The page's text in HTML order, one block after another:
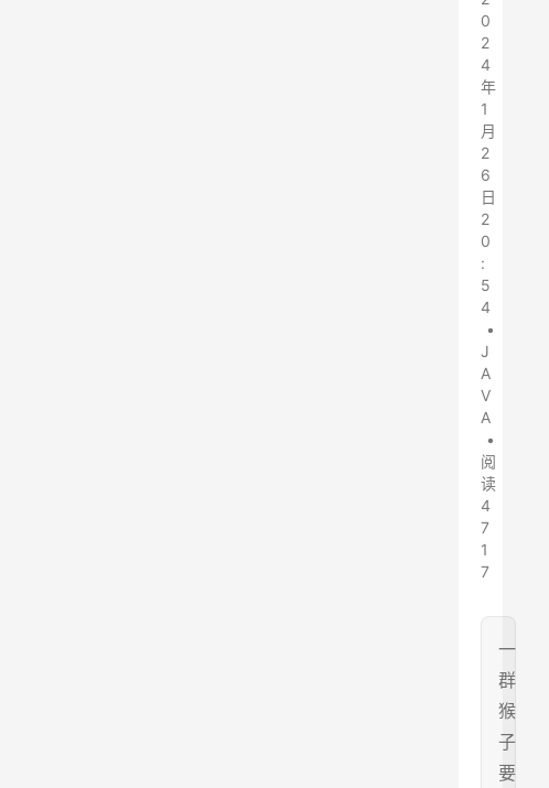
0
2
4
年
1
月
2
6
日
2
0
:
5
4
•
J
A
V
A
•
阅
读
4
7
1
7
一
群
猴
子
要